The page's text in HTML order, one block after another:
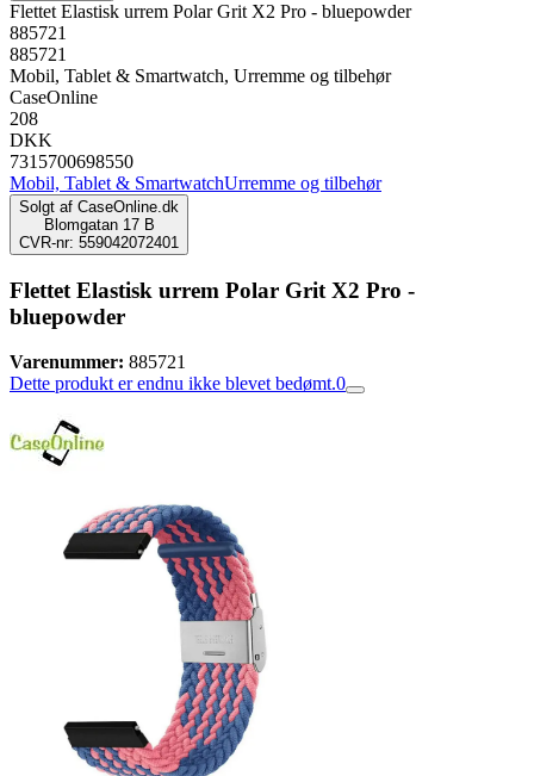
Flettet Elastisk urrem Polar Grit X2 Pro - bluepowder
885721
885721
Mobil, Tablet & Smartwatch, Urremme og tilbehør
CaseOnline
208
DKK
7315700698550
Mobil, Tablet & SmartwatchUrremme og tilbehør
Solgt af CaseOnline.dk
Blomgatan 17 B
CVR-nr: 559042072401
Flettet Elastisk urrem Polar Grit X2 Pro -
bluepowder
Varenummer: 885721
Dette produkt er endnu ikke blevet bedømt.0